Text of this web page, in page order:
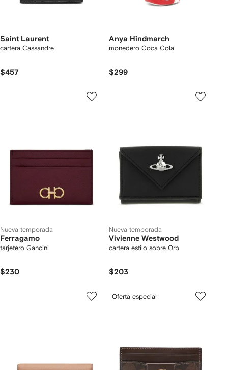
Saint Laurent
cartera Cassandre
$457
Anya Hindmarch
monedero Coca Cola
$299
Nueva temporada
Ferragamo
tarjetero Gancini
$230
Nueva temporada
Vivienne Westwood
cartera estilo sobre Orb
$203
Oferta especial